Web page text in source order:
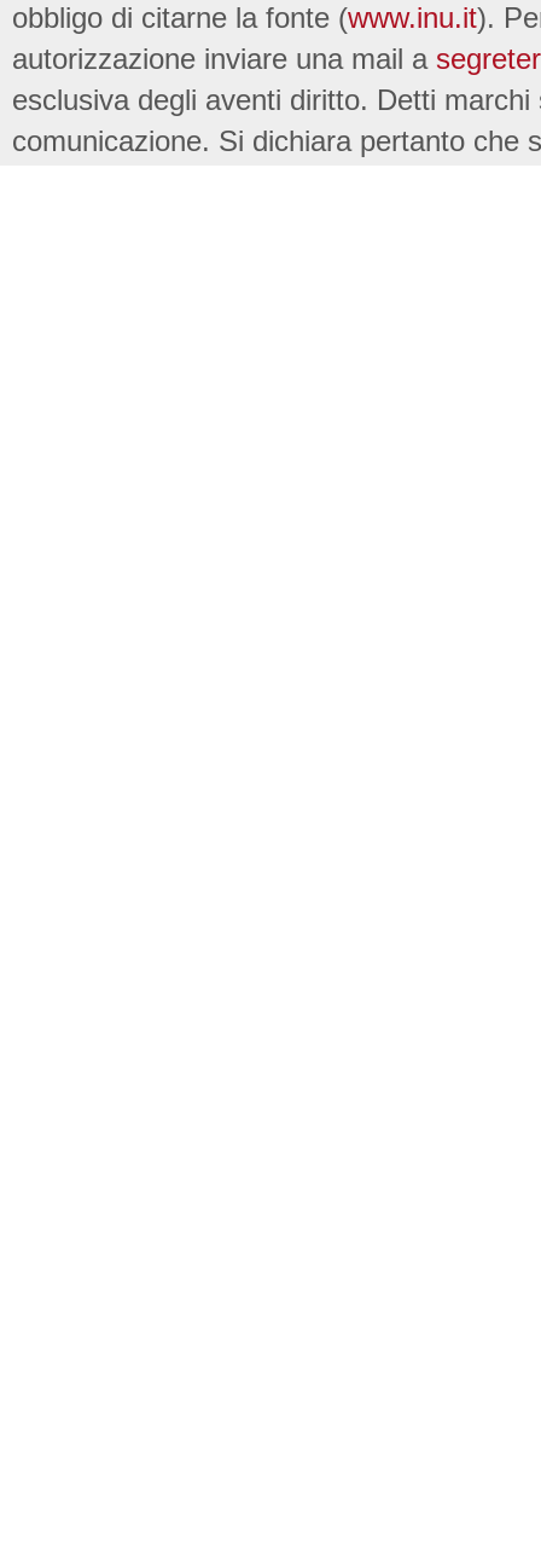
obbligo di citarne la fonte (www.inu.it).
autorizzazione inviare una mail a
esclusiva degli aventi diritto. Detti
comunicazione. Si dichiara pertanto che